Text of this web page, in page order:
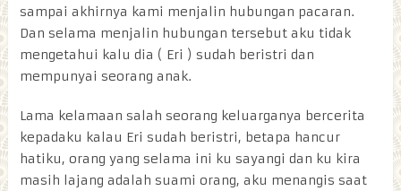
sampai akhirnya kami menjalin hubungan pacaran.
Dan selama menjalin hubungan tersebut aku tidak
mengetahui kalu dia ( Eri ) sudah beristri dan
mempunyai seorang anak.
Lama kelamaan salah seorang keluarganya bercerita
kepadaku kalau Eri sudah beristri, betapa hancur
hatiku, orang yang selama ini ku sayangi dan ku kira
masih lajang adalah suami orang, aku menangis saat